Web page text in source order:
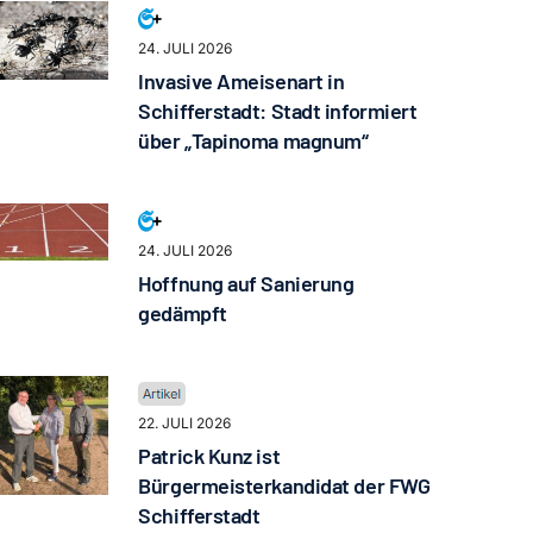
24. JULI 2026
Invasive Ameisenart in
Schifferstadt: Stadt informiert
über „Tapinoma magnum“
24. JULI 2026
Hoffnung auf Sanierung
gedämpft
22. JULI 2026
Patrick Kunz ist
Bürgermeisterkandidat der FWG
Schifferstadt